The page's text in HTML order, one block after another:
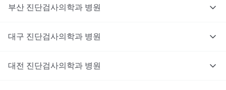
부산 진단검사의학과 병원
대구 진단검사의학과 병원
대전 진단검사의학과 병원